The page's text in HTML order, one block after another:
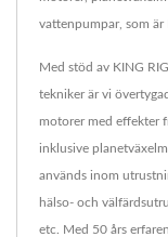
vattenpumpar, som är
Med stöd av KING
tekniker är vi
motorer med effekter
inklusive
används inom
hälso- och
etc. Med 50 års